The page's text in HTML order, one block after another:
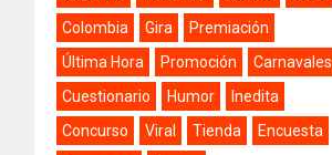
Colombia
Gira
Premiación
Última Hora
Promoción
Carnavales
Cuestionario
Humor
Inedita
Concurso
Viral Tienda
Encuesta